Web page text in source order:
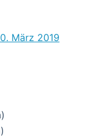
März 2019